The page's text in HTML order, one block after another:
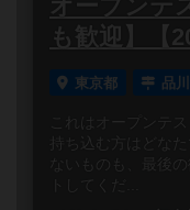
オープンテ
も歓迎】【
東京都 品
持ち込む方はどな
ないものも、最後